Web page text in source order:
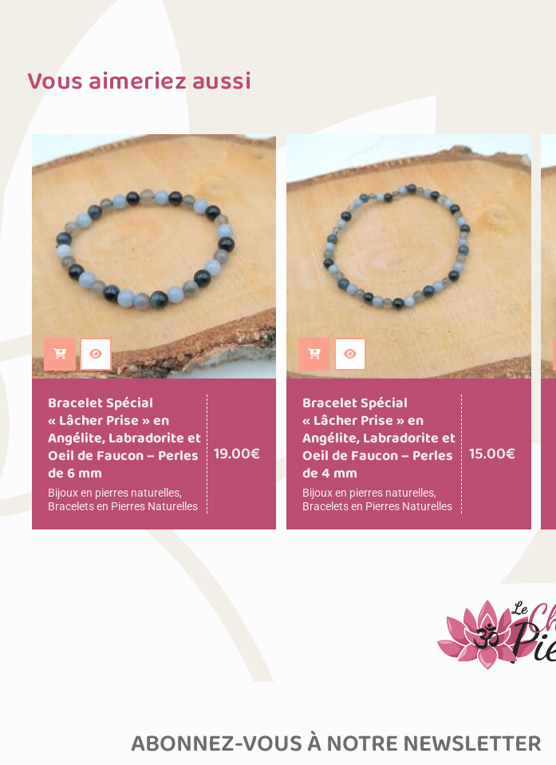
Vous aimeriez aussi
Ajouter au panier
Bracelet Spécial
« Lâcher Prise » en
Angélite, Labradorite et
Oeil de Faucon – Perles
de 6 mm
Bijoux en pierres naturelles,
Bracelets en Pierres Naturelles
19.00€
Ajouter au panier
Bracelet Spécial
« Lâcher Prise » en
Angélite, Labradorite et
Oeil de Faucon – Perles
de 4 mm
Bijoux en pierres naturelles,
Bracelets en Pierres Naturelles
15.00€
ABONNEZ-VOUS À NOTRE NEWSLETTER